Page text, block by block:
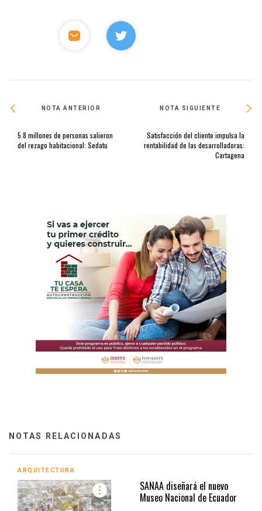
NOTA ANTERIOR
5.8 millones de personas salieron
del rezago habitacional: Sedatu
NOTA SIGUIENTE
Satisfacción del cliente impulsa la
rentabilidad de las desarrolladoras:
Cartagena
NOTAS RELACIONADAS
ARQUITECTURA
SANAA diseñará el nuevo
Museo Nacional de Ecuador